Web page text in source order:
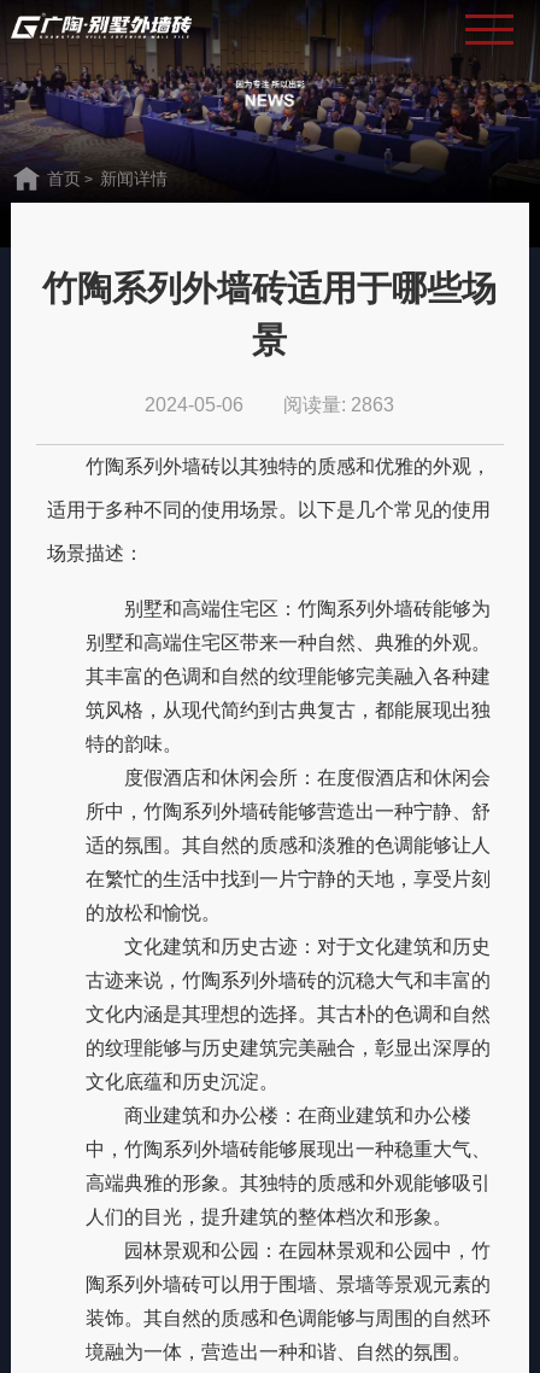
首页 > 新闻详情
竹陶系列外墙砖适用于哪些场
景
2024-05-06 阅读量: 2863
竹陶系列外墙砖以其独特的质感和优雅的外观，
适用于多种不同的使用场景。以下是几个常见的使用
场景描述：
别墅和高端住宅区 ：竹陶系列外墙砖能够为
别墅和高端住宅区带来一种自然、典雅的外观。
其丰富的色调和自然的纹理能够完美融入各种建
筑风格，从现代简约到古典复古，都能展现出独
特的韵味。
度假酒店和休闲会所：在度假酒店和休闲会
所中，竹陶系列外墙砖能够营造出一种宁静、舒
适的氛围。其自然的质感和淡雅的色调能够让人
在繁忙的生活中找到一片宁静的天地，享受片刻
的放松和愉悦。
文化建筑和历史古迹：对于文化建筑和历史
古迹来说，竹陶系列外墙砖的沉稳大气和丰富的
文化内涵是其理想的选择。其古朴的色调和自然
的纹理能够与历史建筑完美融合，彰显出深厚的
文化底蕴和历史沉淀。
商业建筑和办公楼 ：在商业建筑和办公楼
中，竹陶系列外墙砖能够展现出一种稳重大气、
高端典雅的形象。其独特的质感和外观能够吸引
人们的目光，提升建筑的整体档次和形象。
园林景观和公园 ：在园林景观和公园中，竹
陶系列外墙砖可以用于围墙、景墙等景观元素的
装饰。其自然的质感和色调能够与周围的自然环
境融为一体，营造出一种和谐、自然的氛围。